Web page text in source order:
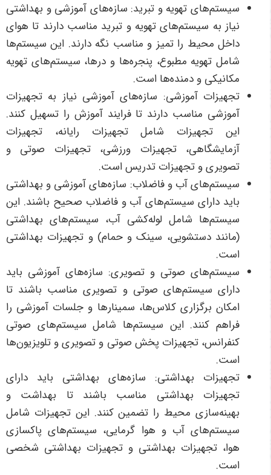
سیستم‌های تهویه و تبرید: سازه‌های آموزشی و بهداشتی
نیاز به سیستم‌های تهویه و تبرید مناسب دارند تا هوای
داخل محیط را تمیز و مناسب نگه دارند. این سیستم‌ها
شامل تهویه مطبوع، پنجره‌ها و درها، سیستم‌های تهویه
مکانیکی و دمنده‌ها است.
تجهیزات آموزشی: سازه‌های آموزشی نیاز به تجهیزات
آموزشی مناسب دارند تا فرایند آموزش را تسهیل کنند.
این تجهیزات شامل تجهیزات رایانه، تجهیزات
آزمایشگاهی، تجهیزات ورزشی، تجهیزات صوتی و
تصویری و تجهیزات تدریس است.
سیستم‌های آب و فاضلاب: سازه‌های آموزشی و بهداشتی
باید دارای سیستم‌های آب و فاضلاب صحیح باشند. این
سیستم‌ها شامل لوله‌کشی آب، سیستم‌های بهداشتی
(مانند دستشویی، سینک و حمام) و تجهیزات بهداشتی
است.
سیستم‌های صوتی و تصویری: سازه‌های آموزشی باید
دارای سیستم‌های صوتی و تصویری مناسب باشند تا
امکان برگزاری کلاس‌ها، سمینارها و جلسات آموزشی را
فراهم کنند. این سیستم‌ها شامل سیستم‌های صوتی
کنفرانس، تجهیزات پخش صوتی و تصویری و تلویزیون‌ها
است.
تجهیزات بهداشتی: سازه‌های بهداشتی باید دارای
تجهیزات بهداشتی مناسب باشند تا بهداشت و
بهینه‌سازی محیط را تضمین کنند. این تجهیزات شامل
سیستم‌های آب و هوا گرمایی، سیستم‌های پاکسازی
هوا، تجهیزات بهداشتی و تجهیزات بهداشتی شخصی
است.